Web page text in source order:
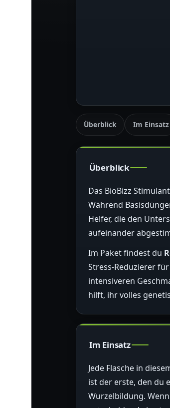
Überblick Im Einsatz
Überblick
Das BioBizz
Während
Helfer, die den
aufeinander
Im Paket findest du
Stress-Reduzierer
intensiveren
hilft, ihr volles
Im Einsatz
Jede Flasche in
ist der erste, den du
Wurzelbildung.